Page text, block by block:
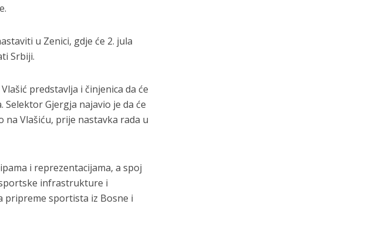
u Zenici, gdje će 2. jula
Srbiji.
predstavlja i činjenica da će
Gjergja najavio je da će
Vlašiću, prije nastavka rada u
i reprezentacijama, a spoj
infrastrukture i
pripreme sportista iz Bosne i